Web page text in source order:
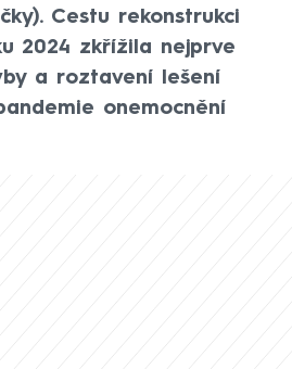
Cestu rekonstrukci
2024 zkřížila nejprve
a roztavení lešení
onemocnění